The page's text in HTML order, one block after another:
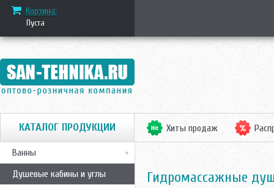
Корзина:
Пуста
КАТАЛОГ ПРОДУКЦИИ
Ванны
Душевые кабины и углы
Хиты продаж
Гидромассажные